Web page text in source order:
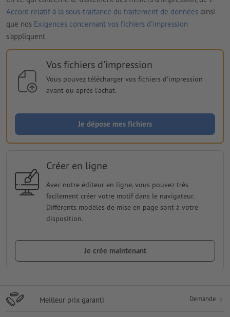
Accord relatif à la sous-traitance du traitement de données ainsi
que nos Exigences concernant vos fichiers d'impression
s'appliquent
Vos fichiers d'impression
Vous pouvez télécharger vos fichiers d'impression
avant ou après l'achat.
Je dépose mes fichiers
Créer en ligne
Avec notre éditeur en ligne, vous pouvez très
facilement créer votre motif dans le navigateur.
Différents modèles de mise en page sont à votre
disposition.
Je crée maintenant
Meilleur prix garanti Demande